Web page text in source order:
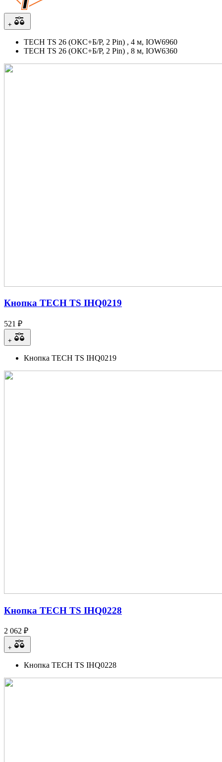
+
TECH TS 26 (ОКС+Б/Р, 2 Pin) , 4 м, IOW6960
TECH TS 26 (ОКС+Б/Р, 2 Pin) , 8 м, IOW6360
Кнопка TECH TS IHQ0219
521 ₽
+
Кнопка TECH TS IHQ0219
Кнопка TECH TS IHQ0228
2 062 ₽
+
Кнопка TECH TS IHQ0228